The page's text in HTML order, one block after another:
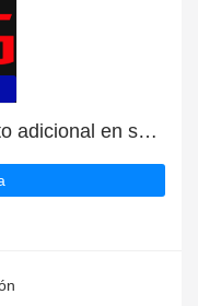
Obtenga un 50% de descuento adicional en su próximo pedido | fin en breve